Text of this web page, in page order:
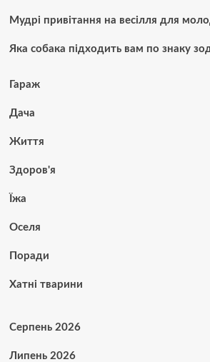
Мудрі привітання на весілля для
Яка собака підходить вам по знаку
Гараж
Дача
Життя
Здоров'я
Їжа
Оселя
Поради
Хатні тварини
Серпень 2026
Липень 2026